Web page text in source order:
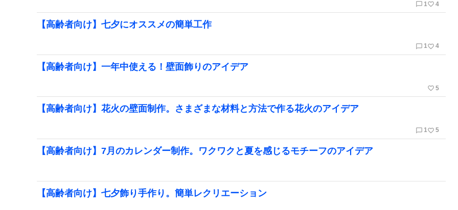
chat_bubble_outline 1 favorite_border 4
【高齢者向け】七夕にオススメの簡単工作
chat_bubble_outline 1 favorite_border 4
【高齢者向け】一年中使える！壁面飾りのアイデア
favorite_border 5
【高齢者向け】花火の壁面制作。さまざまな材料と方法で作る花火のアイデア
chat_bubble_outline 1favorite_border 5
【高齢者向け】7月のカレンダー制作。ワクワクと夏を感じるモチーフのアイデア
【高齢者向け】七夕飾り手作り。簡単レクリエーション